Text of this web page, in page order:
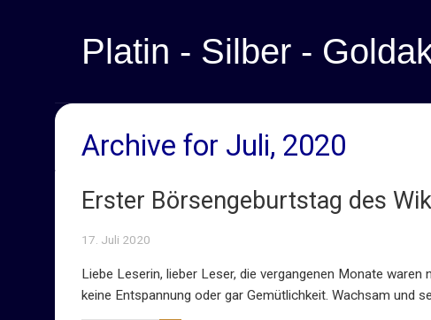
Platin - Silber -
Archive for Juli, 2020
Erster Börsengeburtstag des
17. Juli 2020
Liebe Leserin, lieber Leser, die vergangenen Monate
keine Entspannung oder gar Gemütlichkeit. Wachsam und